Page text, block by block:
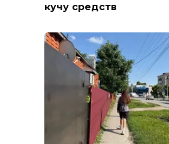
кучу средств